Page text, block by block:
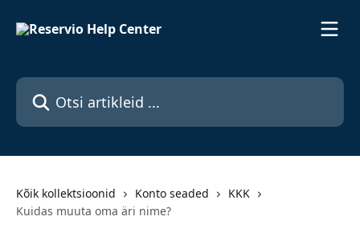
Otsi artikleid ...
Kõik kollektsioonid Konto seaded
KKK
Kuidas muuta oma äri nime?